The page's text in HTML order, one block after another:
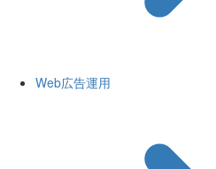
Web広告運用